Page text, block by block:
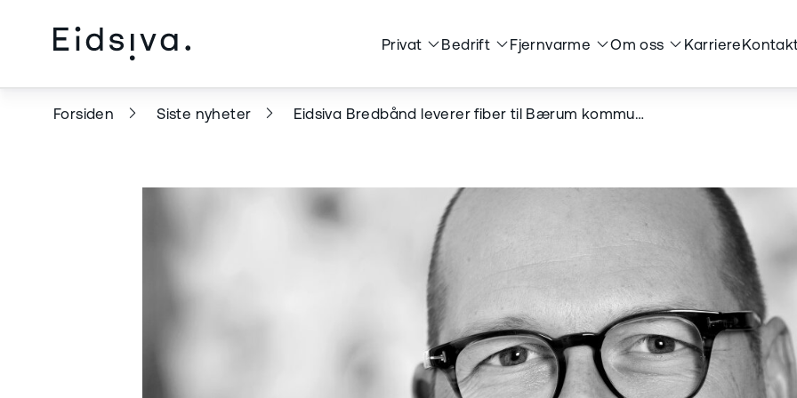
Privat Bedrift Fjernvarme Om oss Karriere
Forsiden Siste nyheter
Eidsiva Bredbånd leverer fiber til Bærum kommun